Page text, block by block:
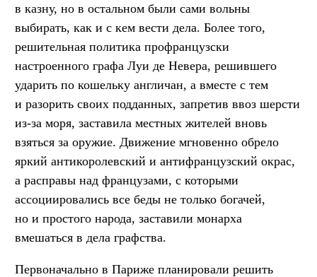
в казну, но в остальном были сами вольны
выбирать, как и с кем вести дела. Более того,
решительная политика профранцузски
настроенного графа Луи де Невера, решившего
ударить по кошельку англичан, а вместе с тем
и разорить своих подданных, запретив ввоз шерсти
из-за моря, заставила местных жителей вновь
взяться за оружие. Движение мгновенно обрело
яркий антикоролевский и антифранцузский окрас,
а расправы над французами, с которыми
ассоциировались все беды не только богачей,
но и простого народа, заставили монарха
вмешаться в дела графства.
Первоначально в Париже планировали решить